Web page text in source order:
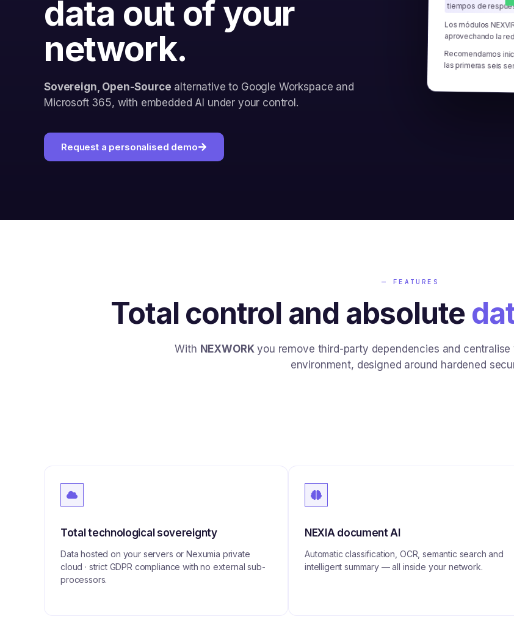
data out of your
network.
Sovereign, Open-Source alternative to Google Workspace and
Microsoft 365, with embedded AI under your control.
Request a personalised demo
tiempos de
Los módulos
aprovechando la
Recomendamos
las primeras seis
— FEATURES
Total control and absolute
With NEXWORKyou remove third-party dependencies and centralise
environment, designed around hardened
Total technological sovereignty
Data hosted on your servers or Nexumia private
cloud · strict GDPR compliance with no external sub-
processors.
NEXIA document AI
Automatic classification, OCR, semantic search and
intelligent summary — all inside your network.